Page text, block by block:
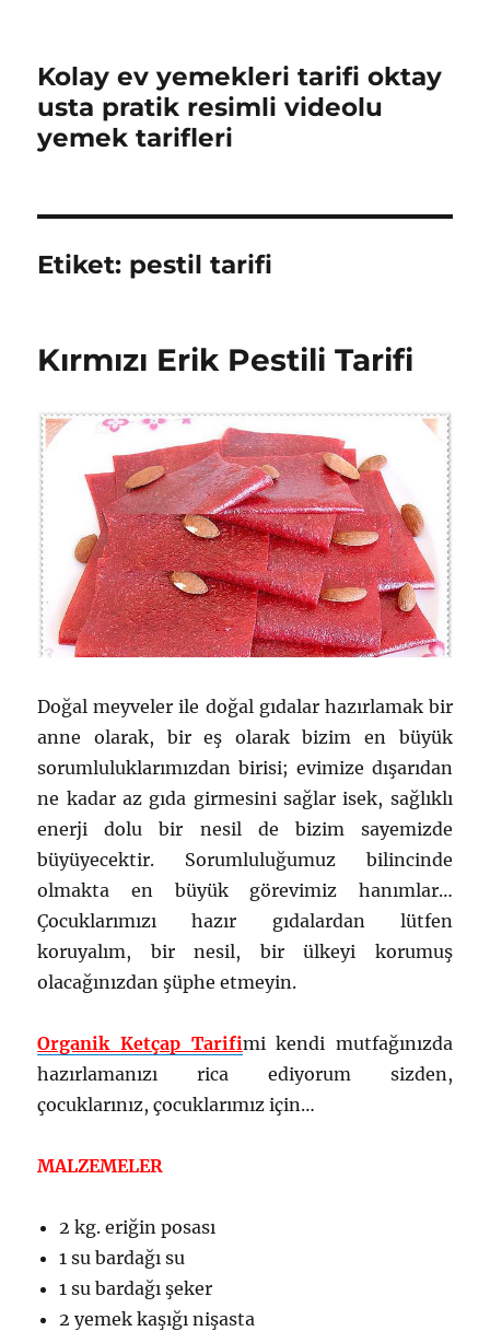
Kolay ev yemekleri tarifi oktay
usta pratik resimli videolu
yemek tarifleri
Etiket: pestil tarifi
Kırmızı Erik Pestili Tarifi
Doğal meyveler ile doğal gıdalar hazırlamak bir
anne olarak, bir eş olarak bizim en büyük
sorumluluklarımızdan birisi; evimize dışarıdan
ne kadar az gıda girmesini sağlar isek, sağlıklı
enerji dolu bir nesil de bizim sayemizde
büyüyecektir. Sorumluluğumuz bilincinde
olmakta en büyük görevimiz hanımlar…
Çocuklarımızı hazır gıdalardan lütfen
koruyalım, bir nesil, bir ülkeyi korumuş
olacağınızdan şüphe etmeyin.
Organik Ketçap Tarifimi kendi mutfağınızda
hazırlamanızı rica ediyorum sizden,
çocuklarınız, çocuklarımız için…
MALZEMELER
2 kg. eriğin posası
1 su bardağı su
1 su bardağı şeker
2 yemek kaşığı nişasta